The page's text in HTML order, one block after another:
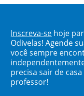
Inscreva-se hoje
Odivelas! Agende
você sempre
precisa sair de
professor!